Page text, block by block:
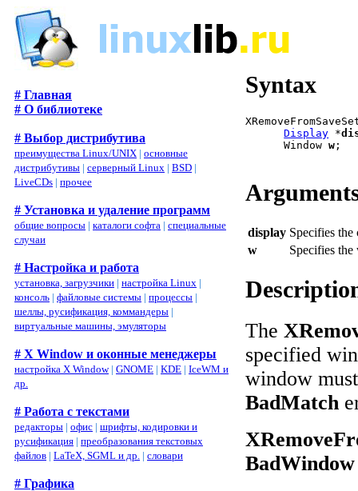
# Главная
# О библиотеке
# Выбор дистрибутива
преимущества Linux/UNIX | основные
дистрибутивы | серверный Linux | BSD |
LiveCDs | прочее
# Установка и удаление программ
общие вопросы | каталоги софта | специальные
случаи
# Настройка и работа
установка, загрузчики | настройка Linux |
консоль | файловые системы | процессы |
шеллы, русификация, коммандеры |
виртуальные машины, эмуляторы
# X Window и оконные менеджеры
настройка X Window| GNOME | KDE | IceWM и
др.
# Работа с текстами
редакторы | офис | шрифты, кодировки и
русификация | преобразования текстовых
файлов | LaTeX, SGML и др. | словари
# Графика
Syntax
Display *
      Window
w ;
display Specifies
w
Specifies
The
specified
window
BadMatch
BadWindow